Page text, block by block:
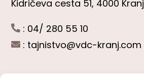
Kidričeva cesta 51, 4000 Kranj
: 04/ 280 55 10
: tajnistvo@vdc-kranj.com